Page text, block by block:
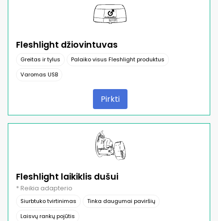
Fleshlight džiovintuvas
Greitas ir tylus
Palaiko visus Fleshlight produktus
Varomas USB
Pirkti
Fleshlight laikiklis dušui
* Reikia adapterio
Siurbtuko tvirtinimas
Tinka daugumai paviršių
Laisvų rankų pojūtis